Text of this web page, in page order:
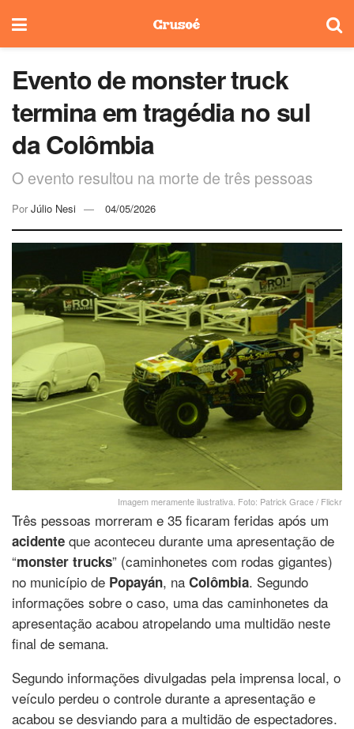
Evento de monster truck
termina em tragédia no sul
da Colômbia
O evento resultou na morte de três pessoas
Por Júlio Nesi 04/05/2026
Imagem meramente ilustrativa. Foto: Patrick Grace / Flickr
Três pessoas morreram e 35 ficaram feridas após um
acidente que aconteceu durante uma apresentação de
“monster trucks” (caminhonetes com rodas gigantes)
no município de Popayán, na Colômbia. Segundo
informações sobre o caso, uma das caminhonetes da
apresentação acabou atropelando uma multidão neste
final de semana.
Segundo informações divulgadas pela imprensa local, o
veículo perdeu o controle durante a apresentação e
acabou se desviando para a multidão de espectadores.